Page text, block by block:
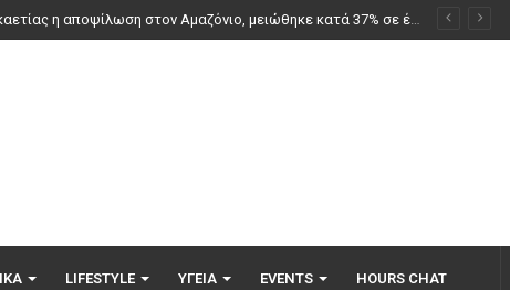
Ιπποπόταμος καταδιώκει το σκάφος τους, δείτε βίντεο
LIFESTYLE ΥΓΕΊΑ EVENTS HOURS CHAT